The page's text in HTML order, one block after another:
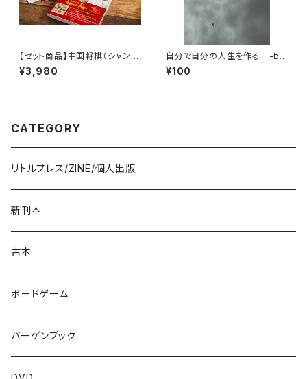
【セット商品】中国将棋（シャンチ
ー）+ 強くなる!シャンチー入門
¥3,980
自分で自分の人生を作る -bo
ok guide vol.1-【電子版】
¥100
CATEGORY
リトルプレス/ZINE/個人出版
新刊本
古本
ボードゲーム
バーゲンブック